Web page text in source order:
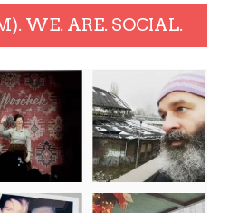
WE. ARE. SOCIAL.